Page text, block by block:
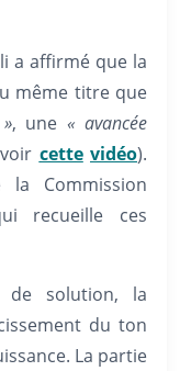
a affirmé que la
même titre que
, une« avancée
cette vidéo).
Commission
recueille ces
de solution, la
du ton
La partie